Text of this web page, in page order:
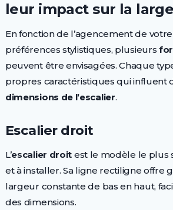
leur impact sur la
En fonction de l’agencement de
préférences stylistiques, plusieurs
peuvent être envisagées. Chaque
propres caractéristiques qui influent
dimensions de l’escalier.
Escalier droit
L’escalier droit est le modèle le plus
et à installer. Sa ligne rectiligne offre
largeur constante de bas en haut,
des dimensions.